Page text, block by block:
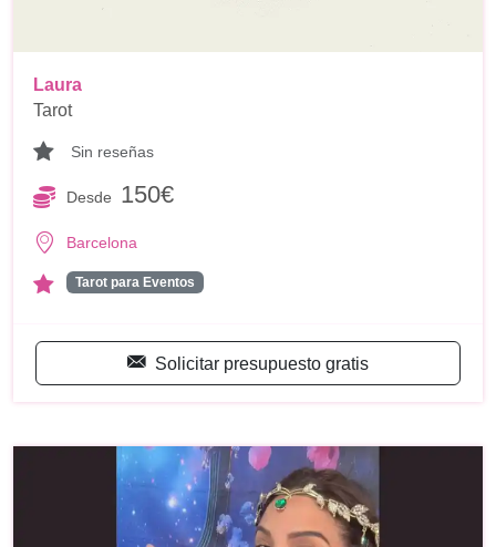
Laura
Tarot
Sin reseñas
Desde 150€
Barcelona
Tarot para Eventos
Solicitar presupuesto gratis